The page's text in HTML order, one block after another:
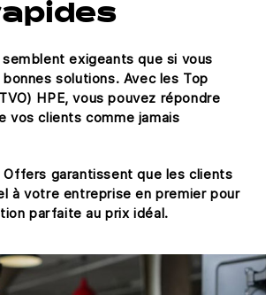
exigeants que si vous
bonnes solutions. Avec les Top
HPE, vous pouvez répondre
vos clients comme jamais
Offers garantissent que les clients
à votre entreprise en premier pour
parfaite au prix idéal.